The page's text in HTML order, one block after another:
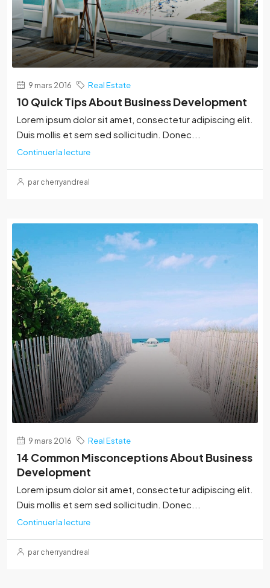
9 mars 2016 Real Estate
10 Quick Tips About Business Development
Lorem ipsum dolor sit amet, consectetur adipiscing elit.
Duis mollis et sem sed sollicitudin. Donec...
Continuer la lecture
par cherryandreal
9 mars 2016 Real Estate
14 Common Misconceptions About Business
Development
Lorem ipsum dolor sit amet, consectetur adipiscing elit.
Duis mollis et sem sed sollicitudin. Donec...
Continuer la lecture
par cherryandreal